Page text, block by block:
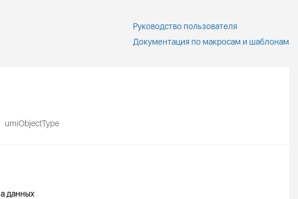
Руководство пользователя
Документация по макросам и шаблонам
umiObjectType
данных